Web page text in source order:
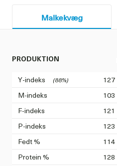
Malkekvæg
PRODUKTION
Y-indeks (88%)
127
M-indeks
103
F-indeks
121
P-indeks
123
Fedt %
114
Protein %
128